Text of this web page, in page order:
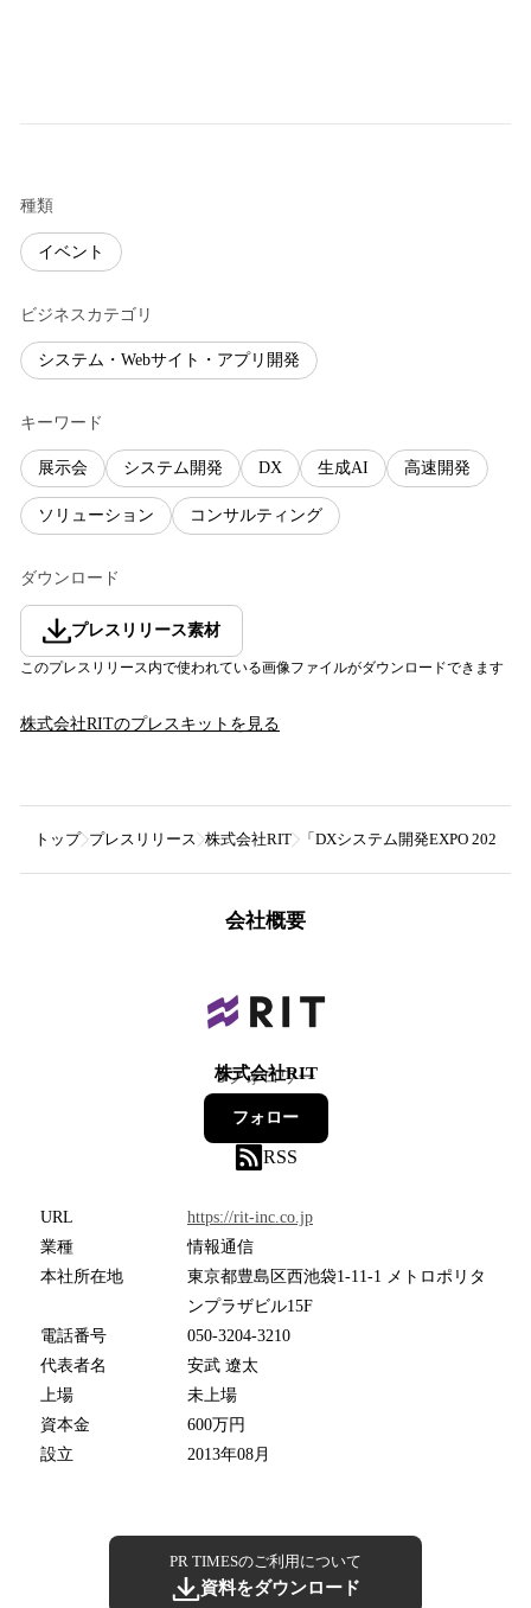
種類
イベント
ビジネスカテゴリ
システム・Webサイト・アプリ開発
キーワード
展示会 システム開発 DX 生成AI 高速開発
ソリューション コンサルティング
ダウンロード
プレスリリース素材
このプレスリリース内で使われている画像ファイルがダウンロードできます
株式会社RITのプレスキットを見る
トップ プレスリリース 株式会社RIT 「DXシステム開発EXPO 2025」
会社概要
株式会社RIT
3フォロワー
フォロー
RSS
URL
https://rit-inc.co.jp
業種
情報通信
本社所在地
東京都豊島区西池袋1-11-1 メトロポリタ
ンプラザビル15F
電話番号
050-3204-3210
代表者名
安武 遼太
上場
未上場
資本金
600万円
設立
2013年08月
PR TIMESのご利用について
資料をダウンロード